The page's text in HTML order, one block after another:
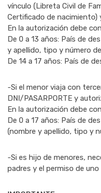
vínculo (Libreta Civil de
Certificado de nacimiento)
En la autorización debe
De 0 a 13 años: País de
y apellido, tipo y número
De 14 a 17 años: País de
-Si el menor viaja con
DNI/PASARPORTE y
En la autorización debe
De 0 a 17 años: País de
(nombre y apellido, tipo y
-Si es hijo de menores,
padres y el permiso de uno